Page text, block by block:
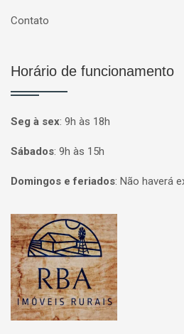
Contato
Horário de funcionamento
Seg à sex: 9h às 18h
Sábados: 9h às 15h
Domingos e feriados: Não haverá
Página inicial